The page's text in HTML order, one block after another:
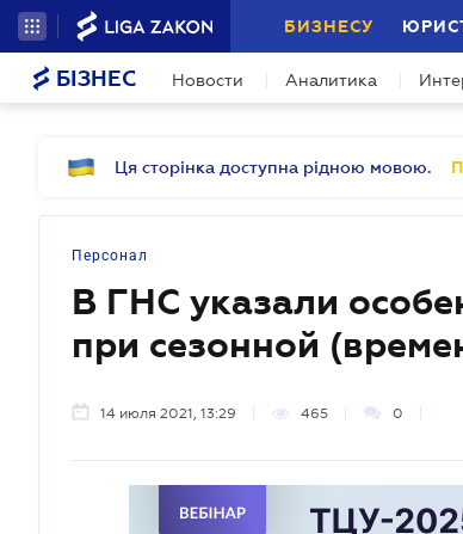
БИЗНЕСУ
БІЗНЕС Новости Аналитика
Ця сторінка доступна рідною мовою.
Персонал
В ГНС указали
при сезонной
14 июля 2021, 13:29 465 0